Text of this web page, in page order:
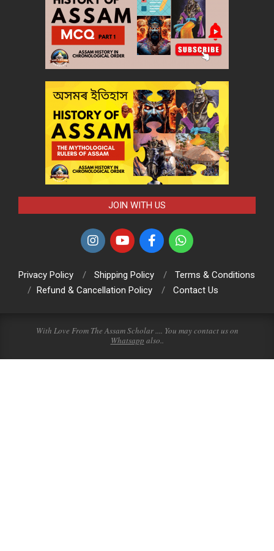
JOIN WITH US
Privacy Policy Shipping Policy
Terms & Conditions
Refund & Cancellation Policy
Contact Us
With Love From The Assam Scholar .... You may contact us on
Whatsapp also..